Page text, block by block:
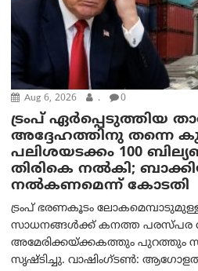
Aug 6, 2026 . 0
ട്രംപ് ഏര്‍പ്പെടുത്തിയ
അദ്ദേഹത്തിനു തന്നെ
പലിശയടക്കം 100
തിരികെ നല്‍കി;
നല്‍കണമെന്ന് കോടതി
ട്രംപ് ഭരണകൂടം
സാധനങ്ങൾക്ക് കനത്ത പരസ്പര
അമേരിക്കയ്ക്കകത്തും പുറത്തും
സൃഷ്ടിച്ചു. വാഷിംഗ്ടണ്‍: